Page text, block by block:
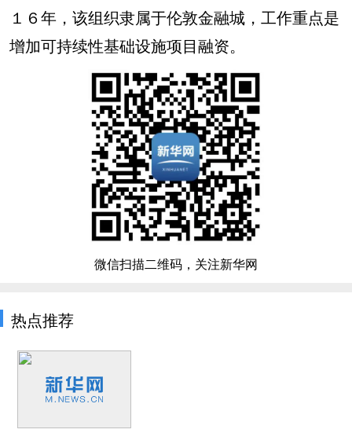
１６年，该组织隶属于伦敦金融城，工作重点是
增加可持续性基础设施项目融资。
微信扫描二维码，关注新华网
热点推荐